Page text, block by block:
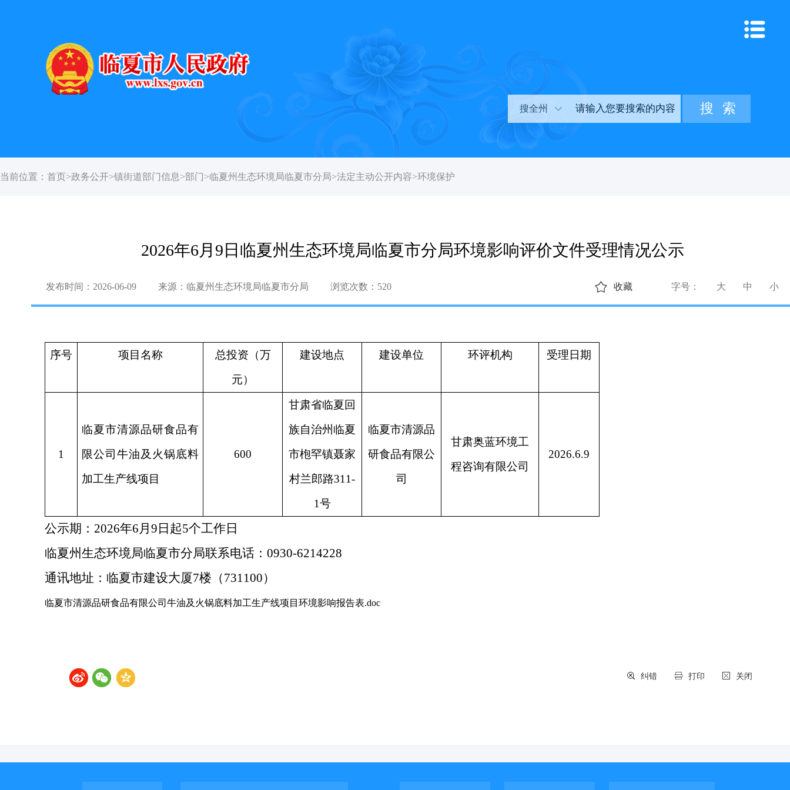
搜全州
当前位置： 首页>政务公开>镇街道部门信息>部门>临夏州生态环境局临夏市分局>法定主动公开内容>环境保护
2026年6月9日临夏州生态环境局临夏市分局环境影响评价文件受理情况公示
发布时间：2026-06-09 来源：临夏州生态环境局临夏市分局 浏览次数： 520 字号： 大 中 小
收藏
序号 项目名称
总投资（万
元）
建设地点 建设单位 环评机构 受理日期
1
临夏市清源品研食品有
限公司牛油及火锅底料
加工生产线项目
600
甘肃省临夏回
族自治州临夏
市枹罕镇聂家
村兰郎路311-
1号
临夏市清源品
研食品有限公
司
甘肃奥蓝环境工
程咨询有限公司
2026.6.9
公示期： 2026年6月9日起5个工作日
临夏州生态环境局临夏市分局联系电话： 0930-6214228
通讯地址：临夏市建设大厦7楼（731100）
临夏市清源品研食品有限公司牛油及火锅底料加工生产线项目环境影响报告表.doc
关闭
打印
纠错